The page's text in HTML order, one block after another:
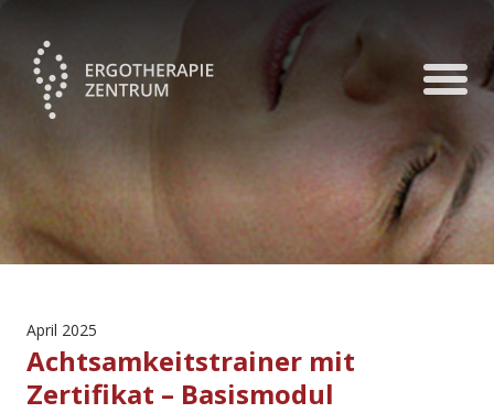
April 2025
Achtsamkeitstrainer mit
Zertifikat – Basismodul